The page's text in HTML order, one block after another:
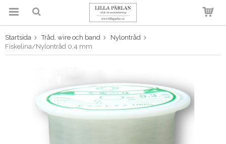
Produkten har blivit tillagd i
Startsida Tråd, wire och band
Nylontråd
Fiskelina/Nylontråd 0,4 mm